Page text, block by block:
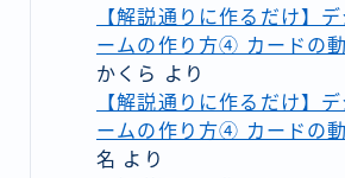
【解説通りに作るだけ】
ームの作り方④ カードの
かくら
より
【解説通りに作るだけ】
ームの作り方④ カードの
名 より